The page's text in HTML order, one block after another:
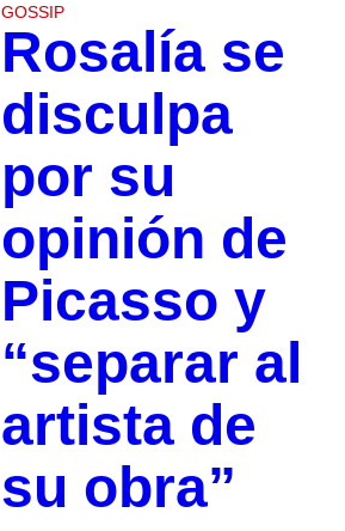
GOSSIP
Rosalía se
disculpa
por su
opinión de
Picasso y
“separar al
artista de
su obra”